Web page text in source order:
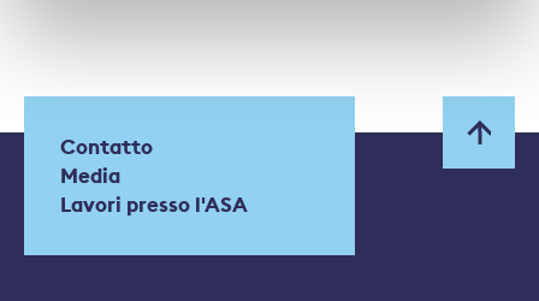
Contatto
Media
Lavori presso l'ASA